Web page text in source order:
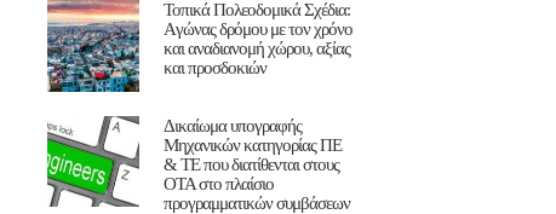
Τοπικά Πολεοδομικά Σχέδια:
Aγώνας δρόμου με τον χρόνο
και αναδιανομή χώρου, αξίας
και προσδοκιών
Δικαίωμα υπογραφής
Μηχανικών κατηγορίας ΠΕ
& ΤΕ που διατίθενται στους
ΟΤΑ στο πλαίσιο
προγραμματικών συμβάσεων